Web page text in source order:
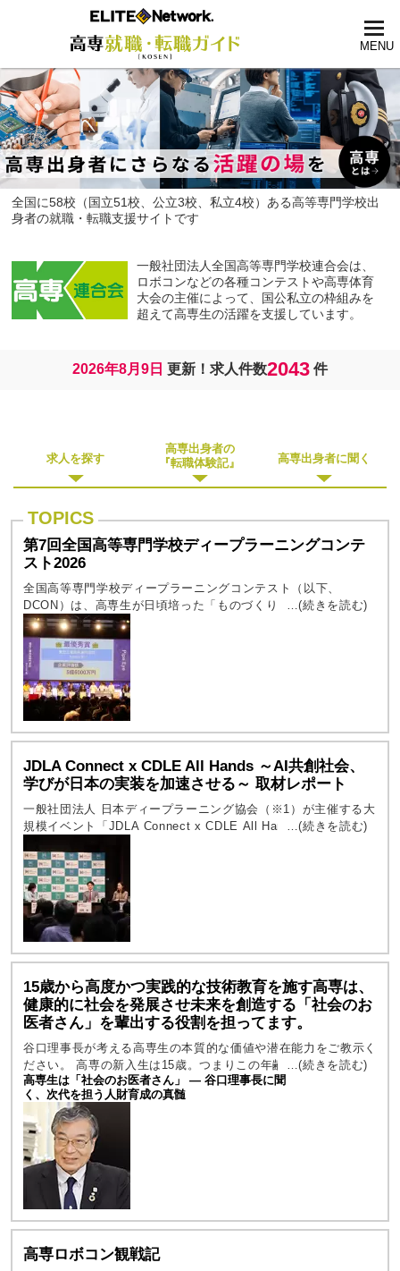
MENU
全国に58校（国立51校、公立3校、私立4校）ある高等専門学校出
身者の就職・転職支援サイトです
一般社団法人全国高等専門学校連合会は、
ロボコンなどの各種コンテストや高専体育
大会の主催によって、国公私立の枠組みを
超えて高専生の活躍を支援しています。
2026年8月9日 更新！求人件数2043 件
求人を探す
高専出身者の
『転職体験記』
高専出身者に聞く
第7回全国高等専門学校ディープラーニングコンテ
スト2026
全国高等専門学校ディープラーニングコンテスト（以下、
DCON）は、高専生が日頃培った「ものづくりの技術」と「ディ
ープラーニング」を活用したビジネスプランの「事業性」を、ベ
ンチャーキャピタリスト（VC）が...
JDLA Connect x CDLE All Hands ～AI共創社会、
学びが日本の実装を加速させる～ 取材レポート
一般社団法人 日本ディープラーニング協会（※1）が主催する大
規模イベント「JDLA Connect x CDLE All Hands～AI共創社
に開催されました。 本イベント...
15歳から高度かつ実践的な技術教育を施す高専は、
健康的に社会を発展させ未来を創造する「社会のお
医者さん」を輩出する役割を担ってます。
谷口理事長が考える高専生の本質的な価値や潜在能力をご教示く
ださい。 高専の新入生は15歳。つまりこの年齢から、社会に必
要となる人財を育む高等教育機関が高専なのです。大学への進学
が入学の目的となっている...
高専生は「社会のお医者さん」 ― 谷口理事長に聞
く、次代を担う人財育成の真髄
高専ロボコン観戦記